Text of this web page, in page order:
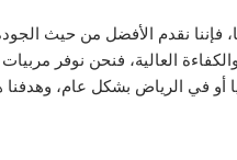
نقدم الأفضل من حيث الجودة
العالية، فنحن نوفر
أو في الرياض بشكل عام، وهدفنا